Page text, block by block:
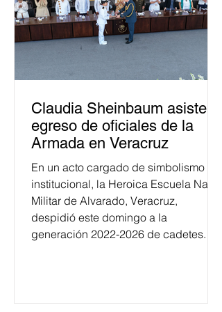
Claudia Sheinbaum asiste a
egreso de oficiales de la
Armada en Veracruz
En un acto cargado de simbolismo
institucional, la Heroica Escuela Naval
Militar de Alvarado, Veracruz,
despidió este domingo a la
generación 2022-2026 de cadetes.